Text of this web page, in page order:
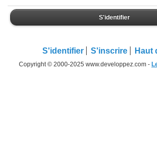
S'identifier
S'identifier S'inscrire Haut
Copyright © 2000-2025 www.developpez.com -